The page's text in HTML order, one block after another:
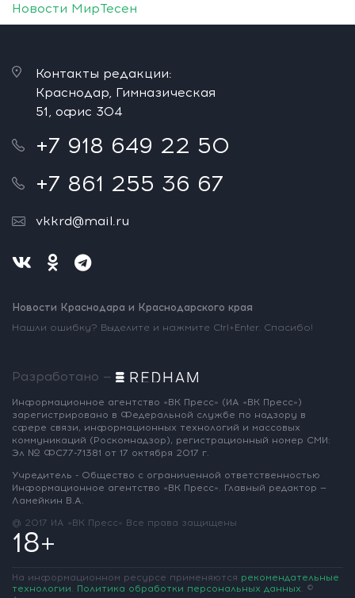
Новости МирТесен
Контакты редакции:
Краснодар, Гимназическая
51, офис 304
+7 918 649 22 50
+7 861 255 36 67
vkkrd@mail.ru
Новости Краснодара и Краснодарского края
Нашли ошибку? Выделите и нажмите Ctrl+Enter. Спасибо!
Разработано —
Информационное агентство «ВК Пресс» (ИА «ВК Пресс»)
зарегистрировано в Федеральной службе по надзору в
сфере связи, информационных технологий и массовых
коммуникаций (Роскомнадзор), регистрационный номер СМИ:
Эл № ФС77-71381 от 17 октября 2017 г.
Учредитель - Общество с ограниченной ответственностью
Информационное агентство «ВК Пресс». Главный редактор —
Ламейкин В.А.
@ 2017 ИА «ВК Пресс» Все права защищены
18+
На информационном ресурсе применяются рекомендательные
технологии. Политика обработки персональных данных. ©